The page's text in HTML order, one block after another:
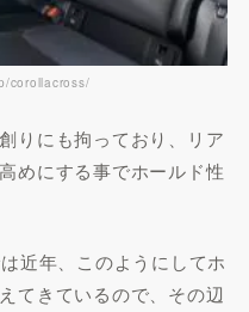
corollacross/
りにも拘っており、リア
めにする事でホールド性
近年、このようにしてホ
てきているので、その辺